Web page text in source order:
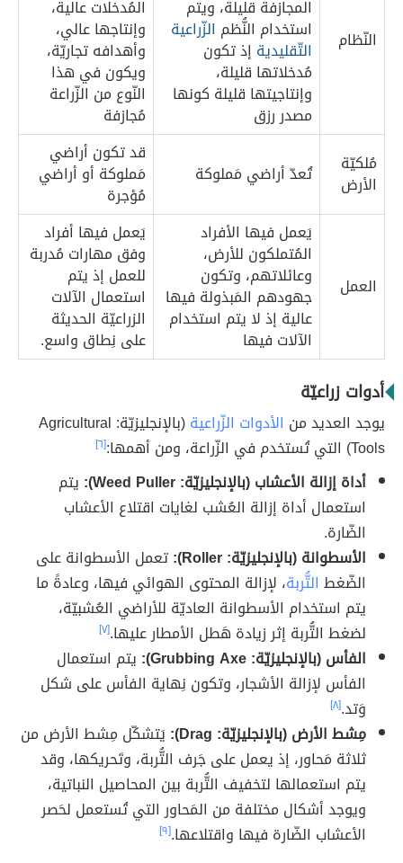
النّظام
المجازفة قليلة، ويتم
استخدام النُّظم الزّراعية
التّقليدية إذ تكون
مُدخلاتها قليلة،
وإنتاجيتها قليلة كونها
مصدر رزق
المُدخلات عالية،
وإنتاجها عالي،
وأهدافه تجاريّة،
ويكون في هذا
النّوع من الزّراعة
مُجازفة
مُلكيّة
الأرض تُعدّ أراضي مَملوكة
قد تكون أراضي
مَملوكة أو أراضي
مُؤجرة
العمل
يَعمل فيها الأفراد
المُتملكون للأرض،
وعائلاتهم، وتكون
جهودهم المَبذولة فيها
عالية إذ لا يتم استخدام
الآلات فيها
يَعمل فيها أفراد
وفق مهارات مُدربة
للعمل إذ يتم
استعمال الآلات
الزراعيّة الحديثة
على نِطاق واسع.
أدوات زراعيّة
يوجد العديد من الأدوات الزّراعية
(بالإنجليزيّة: Agricultural
Tools) التي تُستخدم في الزّراعة، ومن أهمها:
[٦]
أداة إزالة الأعشاب (بالإنجليزيّة: Weed Puller):
يتم
استعمال أداة إزالة العُشب لغايات اقتلاع الأعشاب
الضّارة.
الأسطوانة (بالإنجليزيّة: Roller):
تعمل الأسطوانة على
الضّغط التُّربة، لإزالة المحتوى الهوائي فيها، وعادةً ما
يتم استخدام الأسطوانة العاديّة للأراضي العُشبيّة،
لضغط التُّربة إثر زيادة هَطل الأمطار عليها.[٧]
الفأس (بالإنجليزيّة: Grubbing Axe‬‏):
يتم استعمال
الفأس لإزالة الأشجار، وتكون نِهاية الفأس على شكل
وَتد.[٨]
مِشط الأرض (بالإنجليزيّة: Drag):
يَتشكّل مِشط الأرض من
ثلاثة مَحاور، إذ يعمل على جَرف التُّربة، وتَحريكها، وقد
يتم استعمالها لتخفيف التُّربة بين المحاصيل النباتية،
ويوجد أشكال مختلفة من المَحاور التي تُستعمل لحَصر
الأعشاب الضّارة فيها واقتلاعها.[٩]